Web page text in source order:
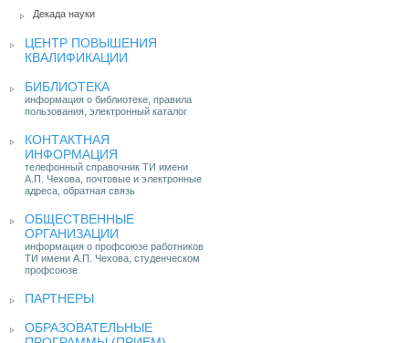
Декада науки
ЦЕНТР ПОВЫШЕНИЯ
КВАЛИФИКАЦИИ
БИБЛИОТЕКА
информация о библиотеке, правила
пользования, электронный каталог
КОНТАКТНАЯ
ИНФОРМАЦИЯ
телефонный справочник ТИ имени
А.П. Чехова, почтовые и электронные
адреса, обратная связь
ОБЩЕСТВЕННЫЕ
ОРГАНИЗАЦИИ
информация о профсоюзе работников
ТИ имени А.П. Чехова, студенческом
профсоюзе
ПАРТНЕРЫ
ОБРАЗОВАТЕЛЬНЫЕ